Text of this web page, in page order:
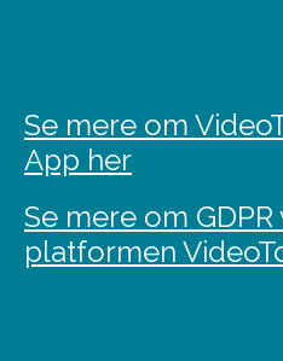
Se mere om
App her
Se mere om
platformen